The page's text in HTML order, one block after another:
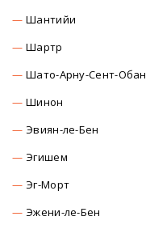
Шантийи
Шартр
Шато-Арну-Сент-Обан
Шинон
Эвиян-ле-Бен
Эгишем
Эг-Морт
Эжени-ле-Бен